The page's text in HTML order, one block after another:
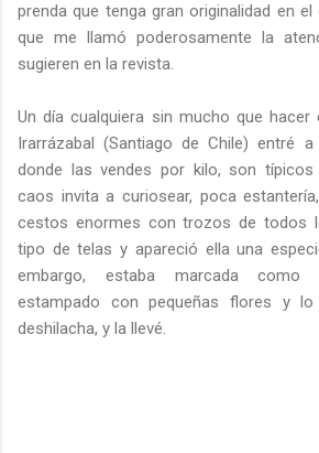
prenda que tenga gran originalidad en
que me llamó poderosamente la
sugieren en la revista.
Un día cualquiera sin mucho que hacer
Irarrázabal (Santiago de Chile) entré
donde las vendes por kilo, son típicos
caos invita a curiosear, poca
cestos enormes con trozos de todos
tipo de telas y apareció ella una
embargo, estaba marcada como
estampado con pequeñas flores y
deshilacha, y la llevé.